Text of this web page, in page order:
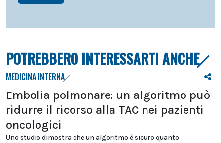
POTREBBERO INTERESSARTI ANCHE
MEDICINA INTERNA
Embolia polmonare: un algoritmo può
ridurre il ricorso alla TAC nei pazienti
oncologici
Uno studio dimostra che un algoritmo è sicuro quanto